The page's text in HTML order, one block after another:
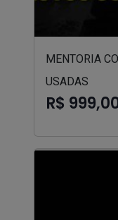
MENTORIA
USADAS
R$